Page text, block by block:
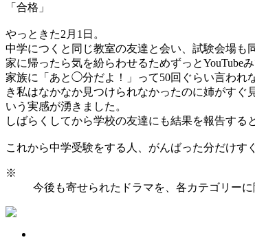
「合格」
やっときた2月1日。
中学につくと同じ教室の友達と会い、試験会場も
家に帰ったら気を紛らわせるためずっとYouTube
家族に「あと◯分だよ！」って50回ぐらい言われ
き私はなかなか見つけられなかったのに姉がす
いう実感が湧きました。
しばらくしてから学校の友達にも結果を報告す
これから中学受験をする人、がんばった分だけす
※
今後も寄せられたドラマを、各カテゴリーに